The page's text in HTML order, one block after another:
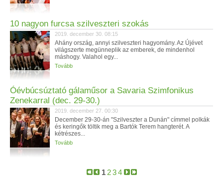
10 nagyon furcsa szilveszteri szokás
2019. december 30. 08:15
Ahány ország, annyi szilveszteri hagyomány. Az Újévet
világszerte megünneplik az emberek, de mindenhol
máshogy. Valahol egy...
Tovább
Óévbúcsúztató gálaműsor a Savaria Szimfonikus
Zenekarral (dec. 29-30.)
2019. december 27. 00:30
December 29-30-án "Szilveszter a Dunán" címmel polkák
és keringők töltik meg a Bartók Terem hangterét. A
kétrészes...
Tovább
1 2 3 4